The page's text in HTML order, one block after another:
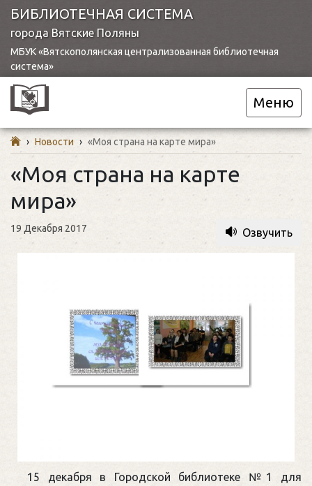
БИБЛИОТЕЧНАЯ СИСТЕМА
города Вятские Поляны
МБУК «Вятскополянская централизованная библиотечная
система»
Меню
› Новости › «Моя страна на карте мира»
«Моя страна на карте
мира»
19 Декабря 2017 Озвучить
15 декабря в Городской библиотеке №1 для